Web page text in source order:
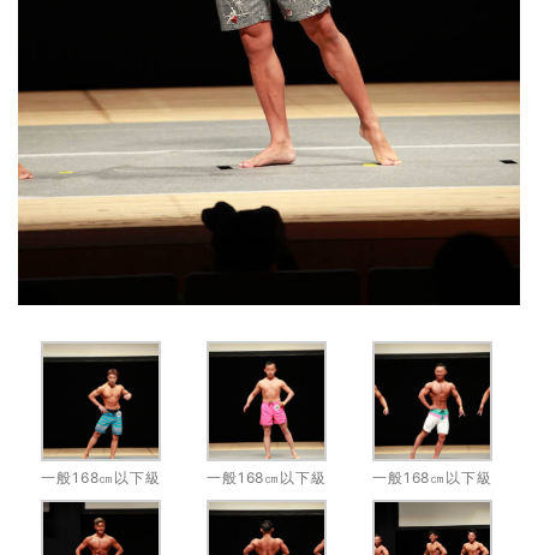
一般168㎝以下級 一般168㎝以下級 一般168㎝以下級